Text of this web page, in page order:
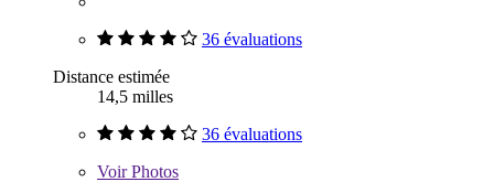
36 évaluations
Distance estimée
14,5 milles
36 évaluations
VoirPhotos